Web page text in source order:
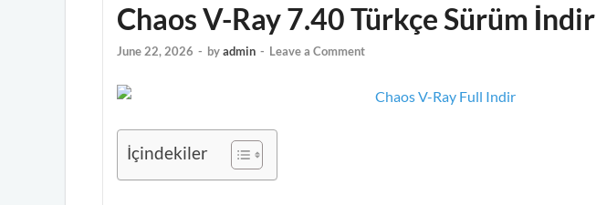
Chaos V-Ray 7.40 Türkçe Sürüm İndir
June 22, 2026 - byadmin - Leave a Comment
İçindekiler